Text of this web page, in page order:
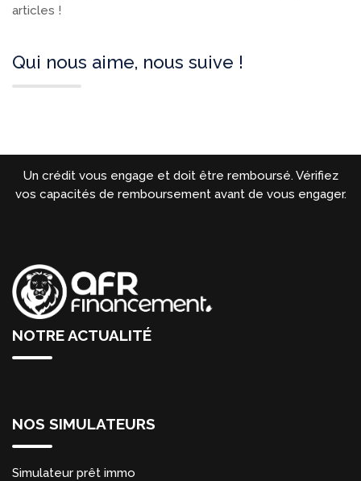
articles !
Qui nous aime, nous suive !
Un crédit vous engage et doit être remboursé. Vérifiez
vos capacités de remboursement avant de vous engager.
NOTRE ACTUALITÉ
NOS SIMULATEURS
Simulateur prêt immo